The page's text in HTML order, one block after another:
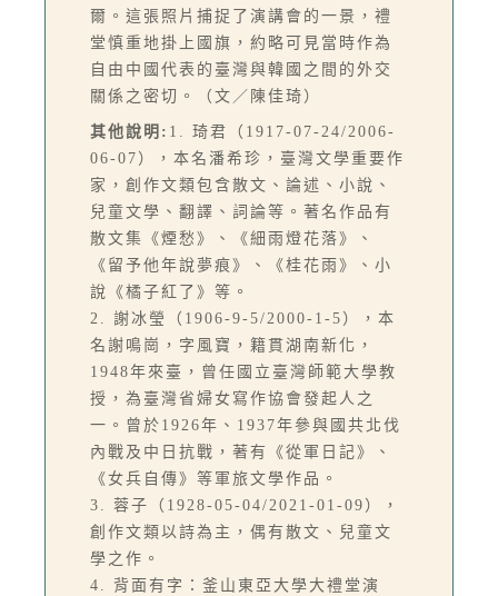
爾。這張照片捕捉了演講會的一景，禮
堂慎重地掛上國旗，約略可見當時作為
自由中國代表的臺灣與韓國之間的外交
關係之密切。（文／陳佳琦）
其他說明: 1. 琦君（1917-07-24/2006-
06-07），本名潘希珍，臺灣文學重要作
家，創作文類包含散文、論述、小說、
兒童文學、翻譯、詞論等。著名作品有
散文集《煙愁》、《細雨燈花落》、
《留予他年說夢痕》、《桂花雨》、小
說《橘子紅了》等。
2. 謝冰瑩（1906-9-5/2000-1-5），本
名謝鳴崗，字風寶，籍貫湖南新化，
1948年來臺，曾任國立臺灣師範大學教
授，為臺灣省婦女寫作協會發起人之
一。曾於1926年、1937年參與國共北伐
內戰及中日抗戰，著有《從軍日記》、
《女兵自傳》等軍旅文學作品。
3. 蓉子（1928-05-04/2021-01-09），
創作文類以詩為主，偶有散文、兒童文
學之作。
4. 背面有字：釜山東亞大學大禮堂演